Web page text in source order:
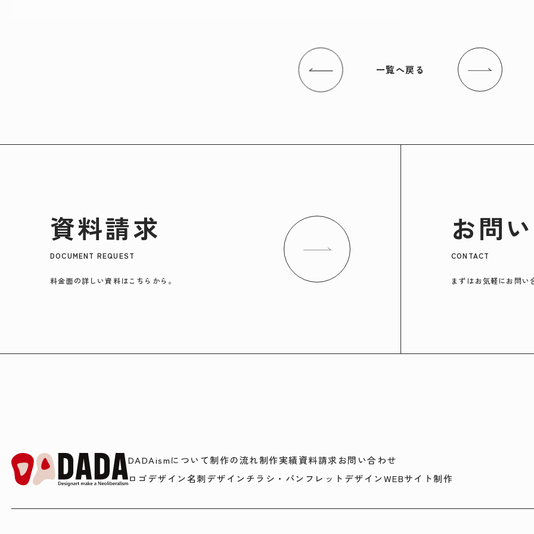
一覧へ戻る
資料請求
DOCUMENT REQUEST
料金面の詳しい資料はこちらから。
お問
CONTACT
まずはお気軽にお問い
DADAismについて制作の流れ制作実績資料請求お問い合わせ
ロゴデザイン名刺デザイン チラシ・パンフレットデザインWEBサイト制作